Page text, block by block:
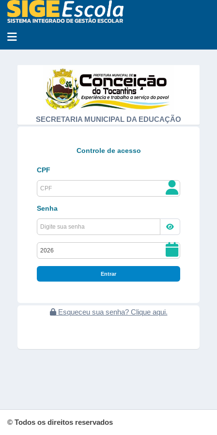
Abrir menu
SECRETARIA MUNICIPAL DA EDUCAÇÃO
Controle de acesso
CPF
Senha
Entrar
Esqueceu sua senha? Clique aqui.
© Todos os direitos reservados